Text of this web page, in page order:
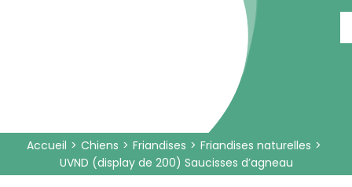
Accueil Chiens Friandises
Friandises naturelles
UVND (display de 200) Saucisses d’agneau